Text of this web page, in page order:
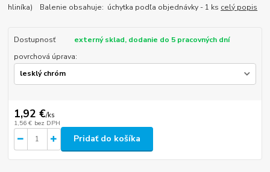
hliníka) Balenie obsahuje: úchytka podľa objednávky - 1 ks celý popis
Dostupnosť
externý sklad, dodanie do 5 pracovných dní
povrchová úprava:
1,92 €/ks
1,56 € bez DPH
Pridať do košíka